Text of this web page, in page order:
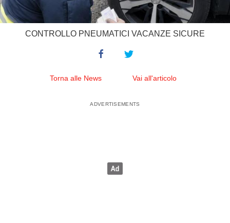
CONTROLLO PNEUMATICI VACANZE SICURE
Torna alle News Vai all'articolo